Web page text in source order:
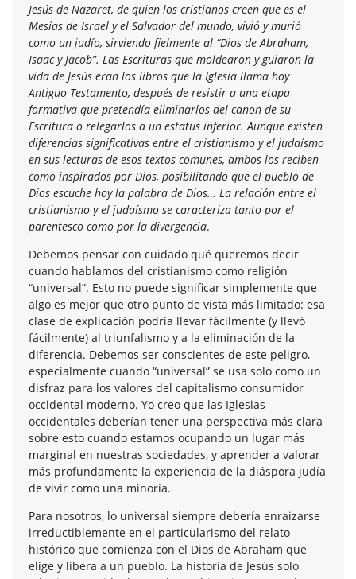
Jesús de Nazaret, de quien los cristianos creen que es el
Mesías de Israel y el Salvador del mundo, vivió y murió
como un judío, sirviendo fielmente al “Dios de Abraham,
Isaac y Jacob”. Las Escrituras que moldearon y guiaron la
vida de Jesús eran los libros que la Iglesia llama hoy
Antiguo Testamento, después de resistir a una etapa
formativa que pretendía eliminarlos del canon de su
Escritura o relegarlos a un estatus inferior. Aunque existen
diferencias significativas entre el cristianismo y el judaísmo
en sus lecturas de esos textos comunes, ambos los reciben
como inspirados por Dios, posibilitando que el pueblo de
Dios escuche hoy la palabra de Dios… La relación entre el
cristianismo y el judaísmo se caracteriza tanto por el
parentesco como por la divergencia.
Debemos pensar con cuidado qué queremos decir
cuando hablamos del cristianismo como religión
“universal”. Esto no puede significar simplemente que
algo es mejor que otro punto de vista más limitado: esa
clase de explicación podría llevar fácilmente (y llevó
fácilmente) al triunfalismo y a la eliminación de la
diferencia. Debemos ser conscientes de este peligro,
especialmente cuando “universal” se usa solo como un
disfraz para los valores del capitalismo consumidor
occidental moderno. Yo creo que las Iglesias
occidentales deberían tener una perspectiva más clara
sobre esto cuando estamos ocupando un lugar más
marginal en nuestras sociedades, y aprender a valorar
más profundamente la experiencia de la diáspora judía
de vivir como una minoría.
Para nosotros, lo universal siempre debería enraizarse
irreductiblemente en el particularismo del relato
histórico que comienza con el Dios de Abraham que
elige y libera a un pueblo. La historia de Jesús solo